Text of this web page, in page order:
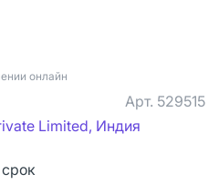
онлайн
Арт. 529515
Limited, Индия